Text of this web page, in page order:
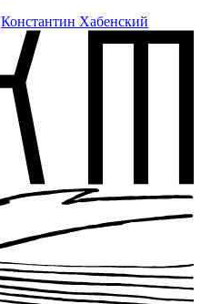
Константин Хабенский